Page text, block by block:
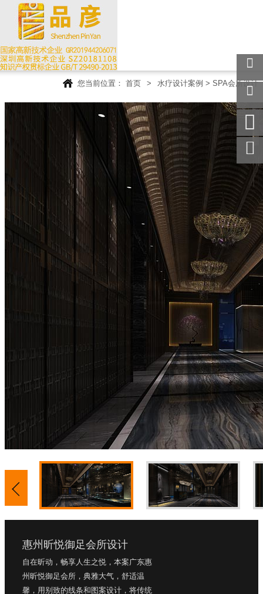
您当前位置： 首页 > 水疗设计案例 > SPA会所设计
惠州昕悦御足会所设计
自在昕动，畅享人生之悦，本案广东惠
州昕悦御足会所，典雅大气，舒适温
馨，用别致的线条和图案设计，将传统
关注
微信
在线
手机
访问
服务
热线
回到
顶部